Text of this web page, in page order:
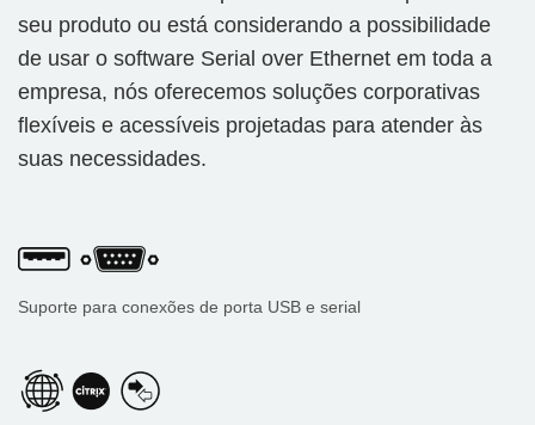
seu produto ou está considerando a possibilidade
de usar o software Serial over Ethernet em toda a
empresa, nós oferecemos soluções corporativas
flexíveis e acessíveis projetadas para atender às
suas necessidades.
Suporte para conexões de porta USB e serial